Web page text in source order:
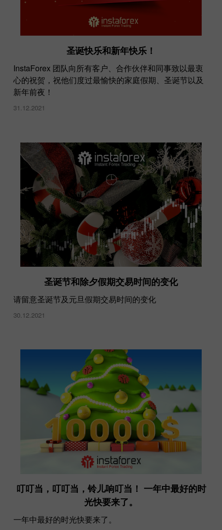
圣诞快乐和新年快乐！
InstaForex 团队向所有客户、合作伙伴和同事致以最衷
心的祝贺，祝他们度过最愉快的家庭假期、圣诞节以及
新年前夜！
31.12.2021
圣诞节和除夕假期交易时间的变化
请留意圣诞节及元旦假期交易时间的变化
30.12.2021
叮叮当，叮叮当，铃儿响叮当！ 一年中最好的时
光快要来了。
一年中最好的时光快要来了。